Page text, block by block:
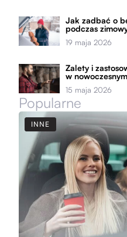
Jak zadbać o
podczas
19 maja 2026
Zalety i
w
15 maja 2026
Popularne
INNE